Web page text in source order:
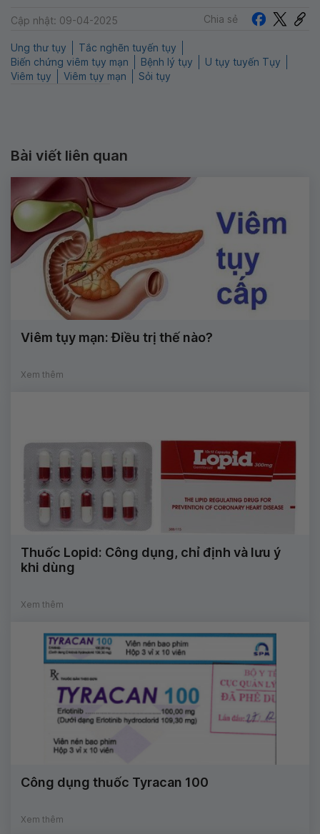
Cập nhật: 09-04-2025 Chia sẻ
Ung thư tụy
Tắc nghẽn tuyến tụy
Biến chứng viêm tụy mạn
Bệnh lý tụy
U tụy tuyến Tụy
Viêm tụy
Viêm tụy mạn Sỏi tụy
Bài viết liên quan
Viêm tụy mạn: Điều trị thế nào?
Xem thêm
Thuốc Lopid: Công dụng, chỉ định và lưu ý
khi dùng
Xem thêm
Công dụng thuốc Tyracan 100
Xem thêm